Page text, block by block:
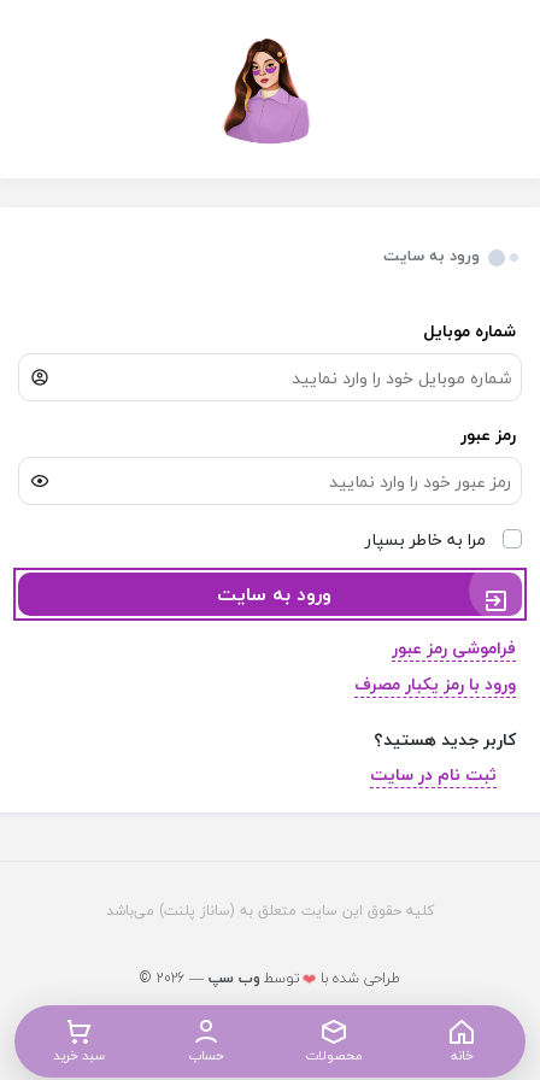
ورود به سایت
شماره موبایل
رمز عبور
مرا به خاطر بسپار
ورود به سایت
فراموشی رمز عبور
ورود با رمز یکبار مصرف
کاربر جدید هستید؟
ثبت نام در سایت
کلیه حقوق این سایت متعلق به (ساناز پلنت) می‌باشد
© 2026 — طراحی شده با ❤️توسطوب ‌سپ
خانه محصولات حساب سبد خرید